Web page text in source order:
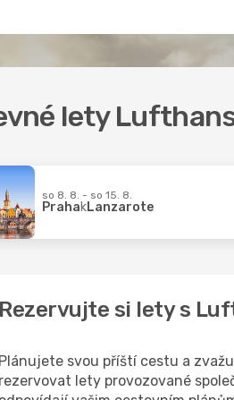
lety
so 8. 8. - so 15. 8.
PrahakLanzarote
Rezervujte si lety s
Plánujete svou příští cestu a
rezervovat lety provozované